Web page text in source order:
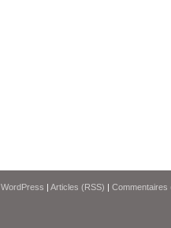
WordPress | Articles (RSS) | Commentaires